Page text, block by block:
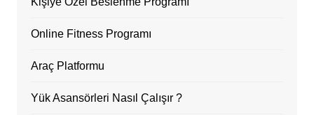
Online Fitness Programı
Araç Platformu
Yük Asansörleri Nasıl Çalışır ?